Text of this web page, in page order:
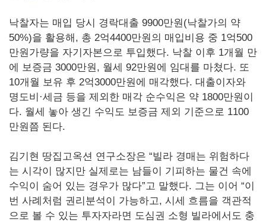
낙찰자는 매입 당시 경락대출 9900만원(낙찰가의 약
50%)을 활용해, 총 2억4400만원의 매입비용 중 1억500
만원가량을 자기자본으로 투입했다. 낙찰 이후 1개월 만
에 보증금 3000만원, 월세 92만원에 임대를 마쳤다. 또
10개월 보유 후 2억3000만원에 매각했다. 대출이자와
명도비·세금 등을 제외한 매각 순수익은 약 1800만원이
다. 월세 놓아 생긴 수익도 보증금 제외 기준으로 1100
만원쯤 된다.
김기현 땅집고옥션 연구소장은 “빌라 경매는 위험하다
는 시각이 많지만 실제로는 남들이 기피하는 물건 속에
수익이 숨어 있는 경우가 많다”고 말했다. 그는 이어 “이
번 사례처럼 권리분석이 가능하고, 시세 흐름을 객관적
으로 볼 수 있는 투자자라면 도심권 소형 빌라에서도 충